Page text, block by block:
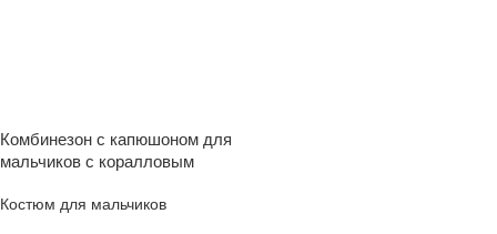
Комбинезон с капюшоном для
мальчиков с коралловым
Костюм для мальчиков